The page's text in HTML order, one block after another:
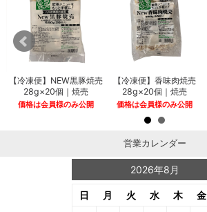
【冷凍便】NEW黒豚焼売
28g×20個｜焼売
価格は会員様のみ公開
【冷凍便】香味肉焼売
28g×20個｜焼売
価格は会員様のみ公開
営業カレンダー
2026年8月
日 月 火 水 木 金